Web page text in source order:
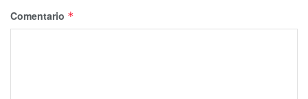
Comentario *